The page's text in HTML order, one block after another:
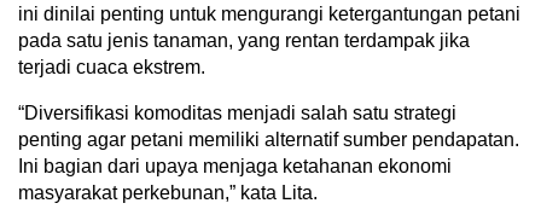
ini dinilai penting untuk mengurangi ketergantungan petani
pada satu jenis tanaman, yang rentan terdampak jika
terjadi cuaca ekstrem.
“Diversifikasi komoditas menjadi salah satu strategi
penting agar petani memiliki alternatif sumber pendapatan.
Ini bagian dari upaya menjaga ketahanan ekonomi
masyarakat perkebunan,” kata Lita.